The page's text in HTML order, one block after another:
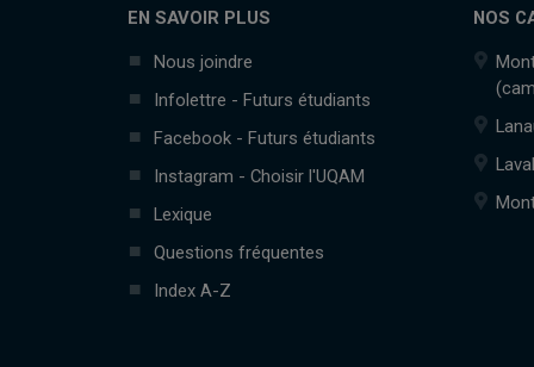
EN SAVOIR PLUS
Nous joindre
Infolettre - Futurs étudiants
Facebook - Futurs étudiants
Instagram - Choisir l'UQAM
Lexique
Questions fréquentes
Index A-Z
NOS
Laval